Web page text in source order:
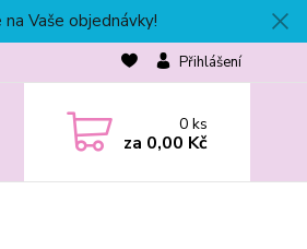
Vaše objednávky!
Přihlášení
0ks
za 0,00 Kč